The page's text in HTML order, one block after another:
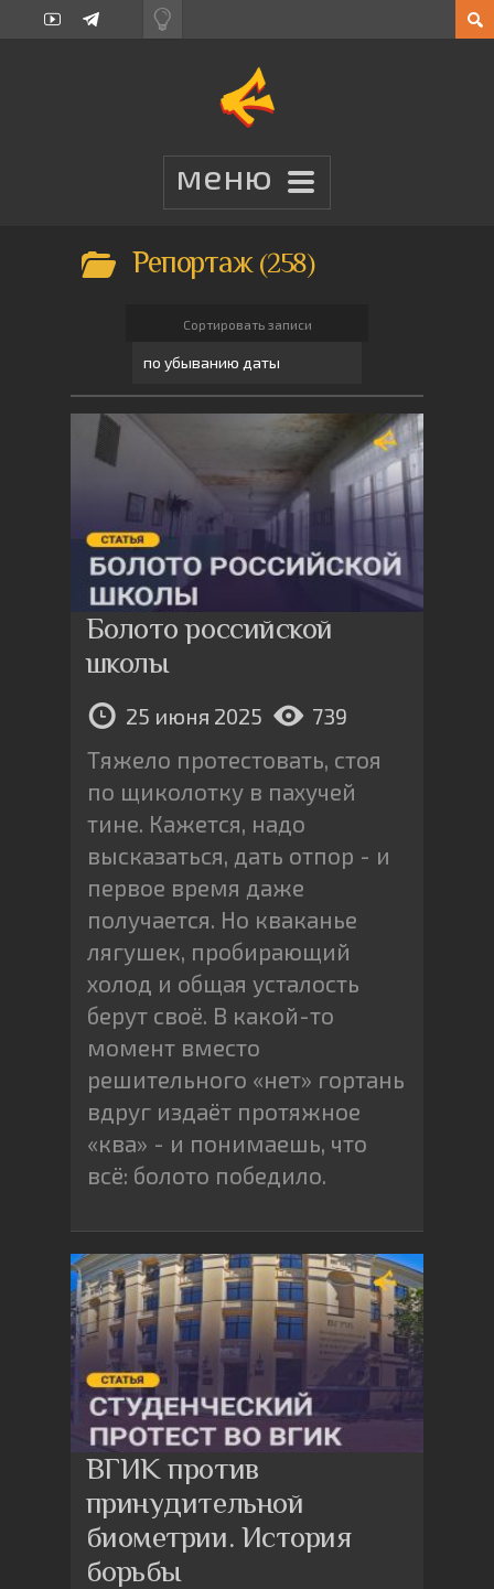
Репортаж 258
Сортировать записи
Болото российской
школы
25 июня 2025 739
Тяжело протестовать, стоя
по щиколотку в пахучей
тине. Кажется, надо
высказаться, дать отпор - и
первое время даже
получается. Но кваканье
лягушек, пробирающий
холод и общая усталость
берут своё. В какой-то
момент вместо
решительного «нет» гортань
вдруг издаёт протяжное
«ква» - и понимаешь, что
всё: болото победило.
ВГИК против
принудительной
биометрии. История
борьбы